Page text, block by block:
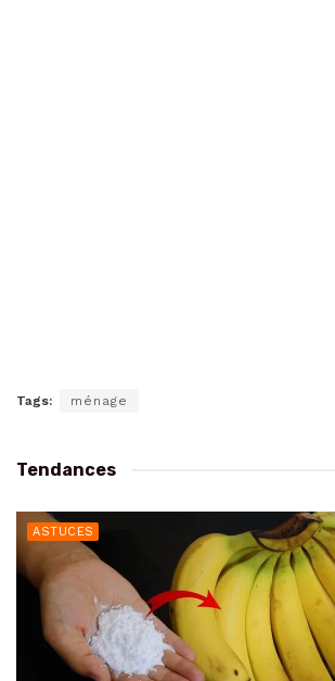
Tags: ménage
Tendances
ASTUCES